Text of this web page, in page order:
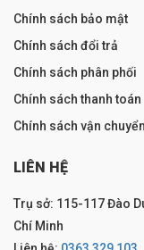
Chính sách bảo mật
Chính sách đổi trả
Chính sách phân phối
Chính sách thanh toán
Chính sách vận chuyển
LIÊN HỆ
Trụ sở: 115-117 Đào
Chí Minh